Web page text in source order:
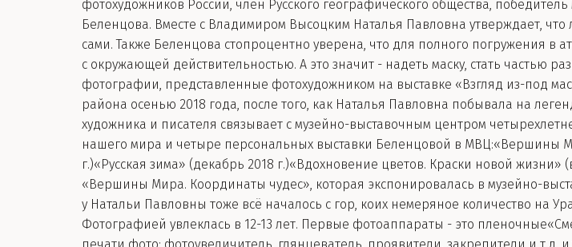
фотохудожников России, член Русского географического общества,
Беленцова. Вместе с Владимиром Высоцким Наталья Павловна утверждает,
сами. Также Беленцова стопроцентно уверена, что для полного погружения в
с окружающей действительностью. А это значит - надеть маску, стать частью
фотографии, представленные фотохудожником на выставке «Взгляд из-под
района осенью 2018 года, после того, как Наталья Павловна побывала на
художника и писателя связывает с музейно-выставочным центром
нашего мира и четыре персональных выставки Беленцовой в МВЦ:«Вершины
г.)«Русская зима» (декабрь 2018 г.)«Вдохновение цветов. Краски новой жизни»
«Вершины Мира. Координаты чудес», которая экспонировалась в музейно-
у Натальи Павловны тоже всё началось с гор, коих немеряное количество на
Фотографией увлеклась в 12-13 лет. Первые фотоаппараты - это